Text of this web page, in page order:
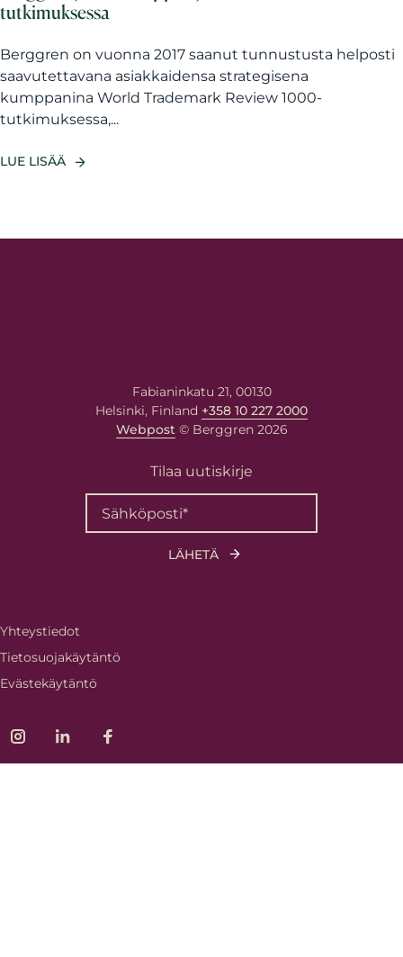
tutkimuksessa
Berggren on vuonna 2017 saanut tunnustusta helposti
saavutettavana asiakkaidensa strategisena
kumppanina World Trademark Review 1000-
tutkimuksessa,...
LUE LISÄÄ
Fabianinkatu 21, 00130
Helsinki, Finland +358 10 227 2000
Webpost© Berggren 2026
Tilaa uutiskirje
Yhteystiedot
Tietosuojakäytäntö
Evästekäytäntö